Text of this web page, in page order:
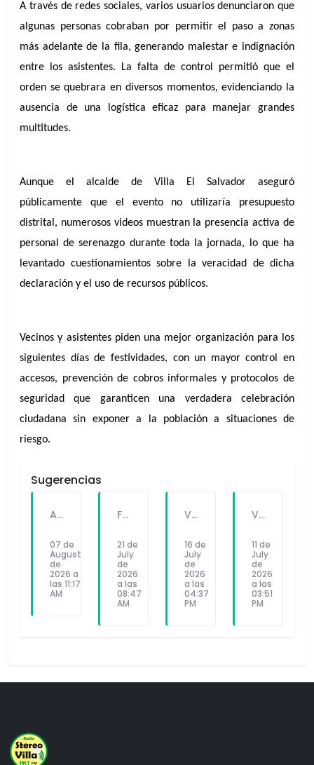
A través de redes sociales, varios usuarios denunciaron que
algunas personas cobraban por permitir el paso a zonas
más adelante de la fila, generando malestar e indignación
entre los asistentes. La falta de control permitió que el
orden se quebrara en diversos momentos, evidenciando la
ausencia de una logística eficaz para manejar grandes
multitudes.
Aunque el alcalde de Villa El Salvador aseguró
públicamente que el evento no utilizaría presupuesto
distrital, numerosos videos muestran la presencia activa de
personal de serenazgo durante toda la jornada, lo que ha
levantado cuestionamientos sobre la veracidad de dicha
declaración y el uso de recursos públicos.
Vecinos y asistentes piden una mejor organización para los
siguientes días de festividades, con un mayor control en
accesos, prevención de cobros informales y protocolos de
seguridad que garanticen una verdadera celebración
ciudadana sin exponer a la población a situaciones de
riesgo.
Sugerencias
A PEDIDO DEL PÚBLICO: "SEX Y DINERO" EL NUEVO SINGLE DE FATKINGBULLA
07 de
August
de
2026 a
las 11:17
AM
FALLECE FORTUNATO CHUQUITAYPE ANDRADE, “EL CHOLO”, REFERENTE DE LA SOLIDARIDAD Y LA CULTURA EN VILLA EL SALVADOR
21 de
July
de
2026
a las
08:47
AM
VILLA EL SALVADOR RECIBE A ANA CORREA PARA PRESENTAR LIBRO SOBRE MEMORIA, TEATRO Y RESISTENCIA DURANTE EL CONFLICTO ARMADO INTERNO.
16 de
July
de
2026
a las
04:37
PM
VILLA EL SALVADOR: EL ALCALDE GUIDO IÑIGO PERALTA PRIORIZÓ CONCIERTO DE SOMOS PERÚ Y NO ASISTIÓ AL DESFILE ESCOLAR CÍVICO CULTURAL 2026
11 de
July
de
2026
a las
03:51
PM